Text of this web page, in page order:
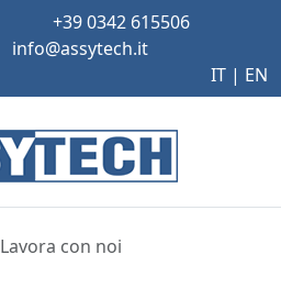
+39 0342 615506
info@assytech.it
IT | EN
Lavora con noi